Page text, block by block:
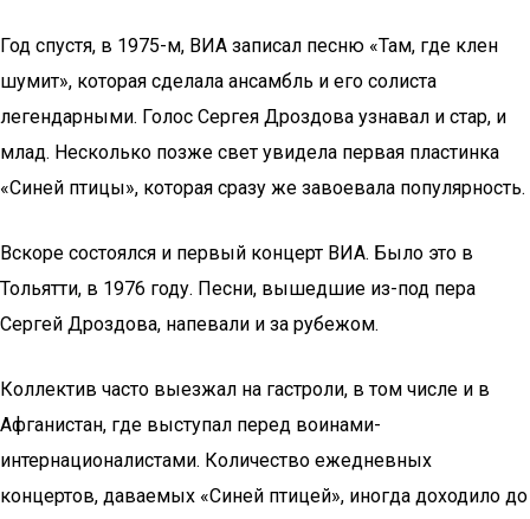
Год спустя, в 1975-м, ВИА записал песню «Там, где клен
шумит», которая сделала ансамбль и его солиста
легендарными. Голос Сергея Дроздова узнавал и стар, и
млад. Несколько позже свет увидела первая пластинка
«Синей птицы», которая сразу же завоевала популярность.
Вскоре состоялся и первый концерт ВИА. Было это в
Тольятти, в 1976 году. Песни, вышедшие из-под пера
Сергей Дроздова, напевали и за рубежом.
Коллектив часто выезжал на гастроли, в том числе и в
Афганистан, где выступал перед воинами-
интернационалистами. Количество ежедневных
концертов, даваемых «Синей птицей», иногда доходило до